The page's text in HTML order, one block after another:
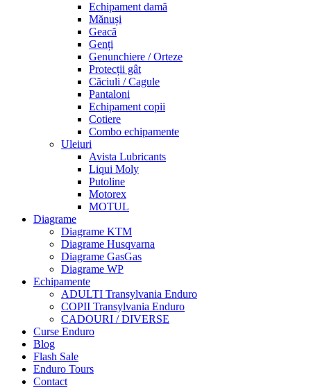
Echipament damă
Mănuși
Geacă
Genți
Genunchiere / Orteze
Protecții gât
Căciuli / Cagule
Pantaloni
Echipament copii
Cotiere
Combo echipamente
Uleiuri
Avista Lubricants
Liqui Moly
Putoline
Motorex
MOTUL
Diagrame
Diagrame KTM
Diagrame Husqvarna
Diagrame GasGas
Diagrame WP
Echipamente
ADULTI Transylvania Enduro
COPII Transylvania Enduro
CADOURI / DIVERSE
Curse Enduro
Blog
Flash Sale
Enduro Tours
Contact